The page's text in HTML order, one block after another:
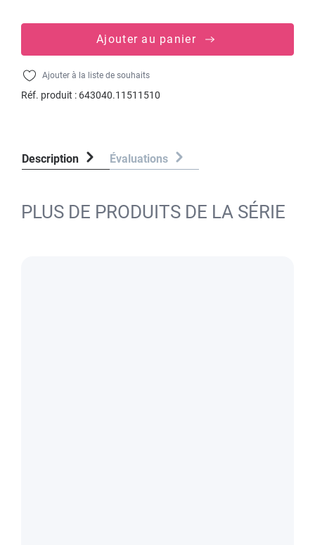
Ajouter au panier
Ajouter à la liste de souhaits
Réf. produit : 643040.11511510
Description Évaluations
PLUS DE PRODUITS DE LA SÉRIE